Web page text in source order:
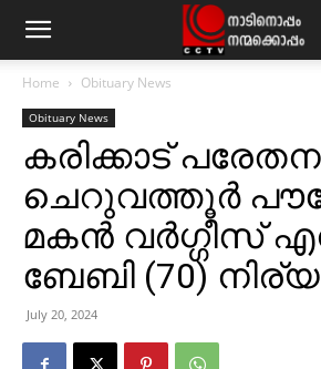
Home Obituary News
Obituary News
കരിക്കാട്
ചെറുവത്തൂര്‍
മകന്‍ വര്‍ഗ്ഗീസ്
ബേബി (70)
July 20, 2024